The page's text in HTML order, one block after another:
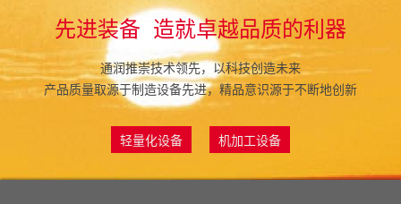
先进装备 造就卓越品质的利器
通润推崇技术领先，以科技创造未来
产品质量取源于制造设备先进，精品意识源于不断地创新
轻量化设备 机加工设备